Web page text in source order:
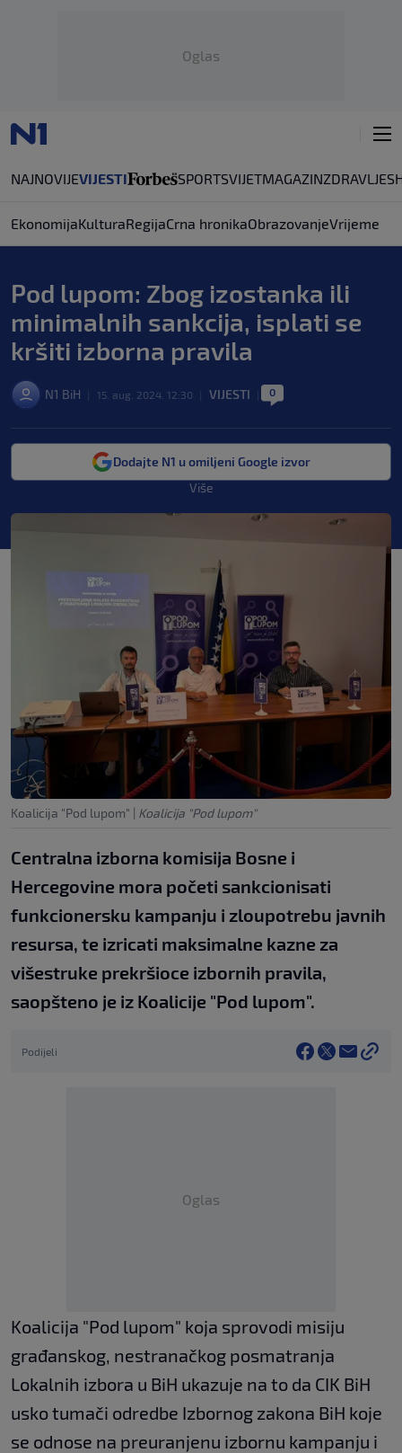
Oglas
NAJNOVIJEVIJESTI SPORTSVIJETMAGAZINZDRAVLJE
EkonomijaKulturaRegijaCrna hronikaObrazovanjeVrijeme
Pod lupom: Zbog izostanka ili
minimalnih sankcija, isplati se
kršiti izborna pravila
N1 BiH 15. aug. 2024. 12:30 VIJESTI 0
Dodajte N1 u omiljeni Google izvor
Više
Koalicija "Pod lupom" | Koalicija "Pod lupom"
Centralna izborna komisija Bosne i
Hercegovine mora početi sankcionisati
funkcionersku kampanju i zloupotrebu javnih
resursa, te izricati maksimalne kazne za
višestruke prekršioce izbornih pravila,
saopšteno je iz Koalicije "Pod lupom".
Podijeli
Oglas
Koalicija "Pod lupom" koja sprovodi misiju
građanskog, nestranačkog posmatranja
Lokalnih izbora u BiH ukazuje na to da CIK BiH
usko tumači odredbe Izbornog zakona BiH koje
se odnose na preuranjenu izbornu kampanju i